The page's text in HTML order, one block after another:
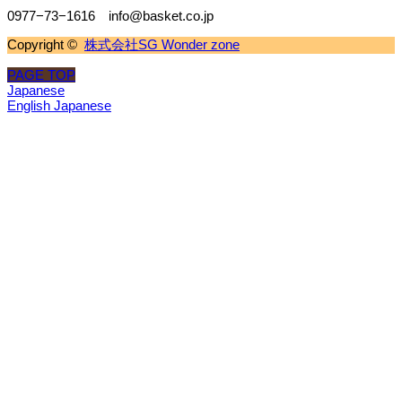
0977−73−1616 info@basket.co.jp
Copyright © 株式会社SG Wonder zone
PAGE TOP
Japanese
English Japanese